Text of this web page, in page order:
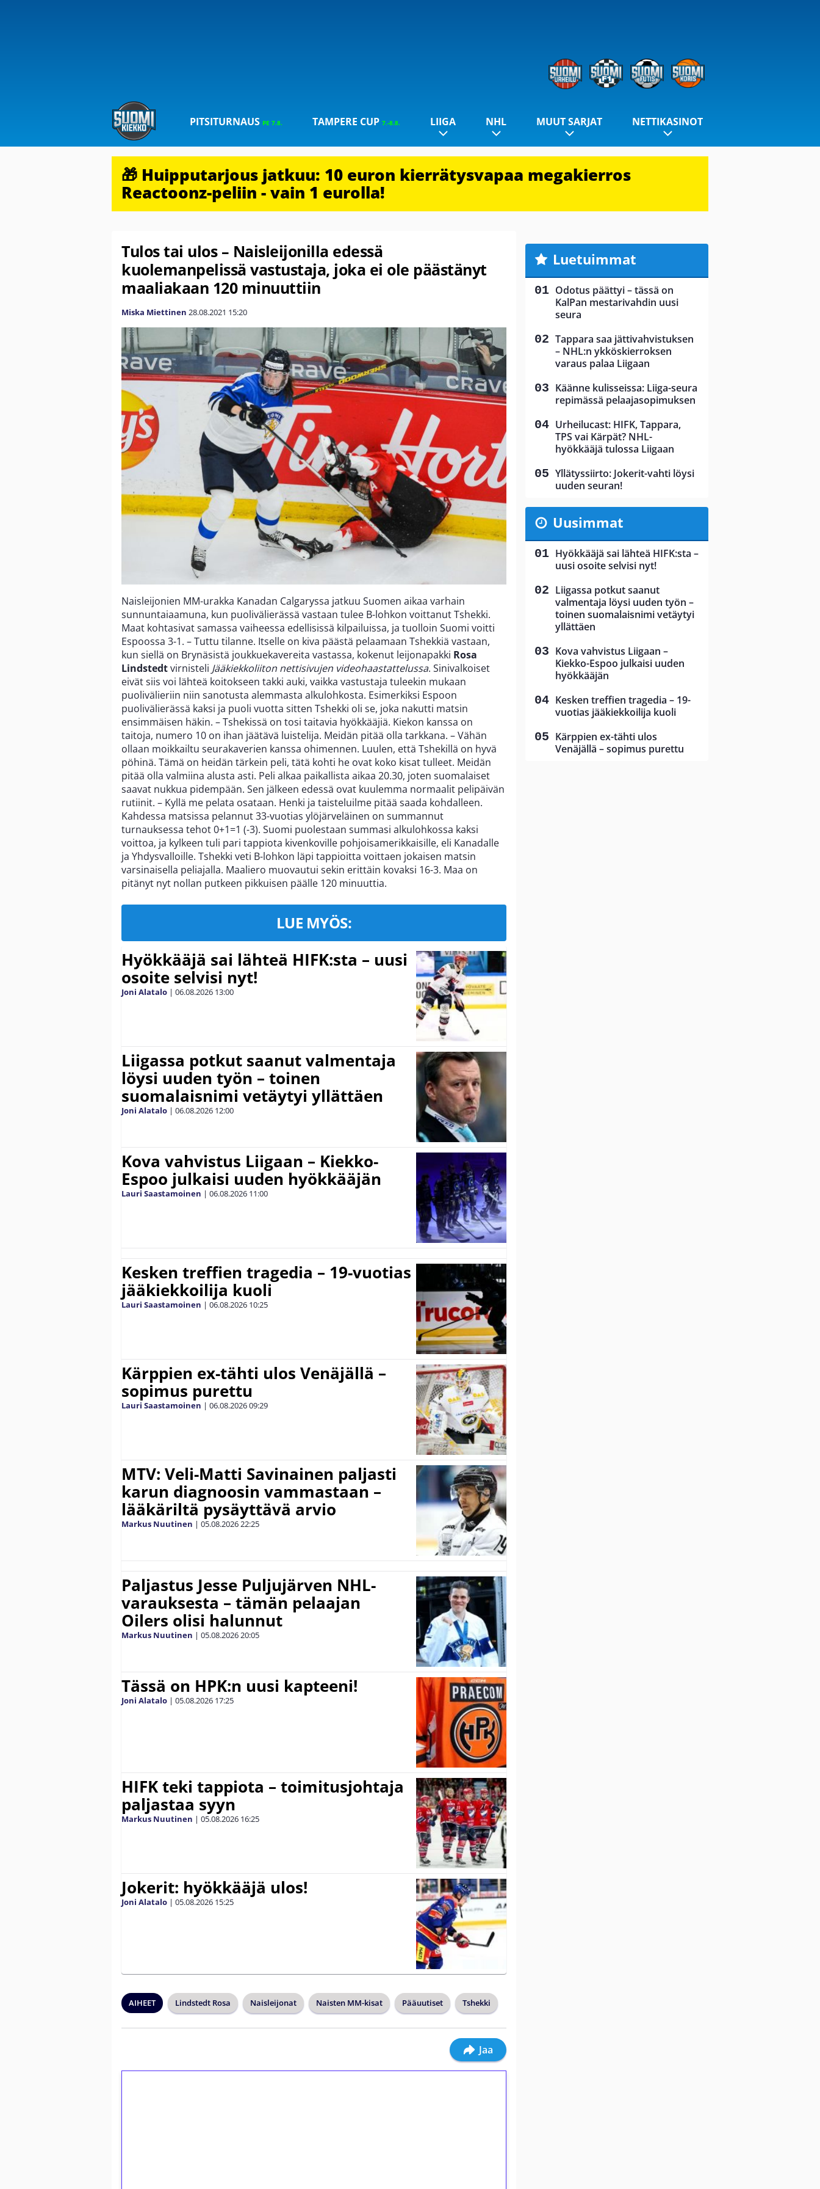
PITSITURNAUS PE 7.8. TAMPERE CUP 7.-8.8. LIIGA NHL MUUT SARJAT NETTIKASINOT
🎁 Huipputarjous jatkuu: 10 euron kierrätysvapaa megakierros
Reactoonz-peliin - vain 1 eurolla!
Tulos tai ulos – Naisleijonilla edessä
kuolemanpelissä vastustaja, joka ei ole päästänyt
maaliakaan 120 minuuttiin
Miska Miettinen 28.08.2021 15:20
Naisleijonien MM-urakka Kanadan Calgaryssa jatkuu Suomen aikaa varhain
sunnuntaiaamuna, kun puolivälierässä vastaan tulee B-lohkon voittanut Tshekki.
Maat kohtasivat samassa vaiheessa edellisissä kilpailuissa, ja tuolloin Suomi voitti
Espoossa 3-1. – Tuttu tilanne. Itselle on kiva päästä pelaamaan Tshekkiä vastaan,
kun siellä on Brynäsistä joukkuekavereita vastassa, kokenut leijonapakki Rosa
Lindstedtvirnisteli Jääkiekkoliiton nettisivujen videohaastattelussa. Sinivalkoiset
eivät siis voi lähteä koitokseen takki auki, vaikka vastustaja tuleekin mukaan
puolivälieriin niin sanotusta alemmasta alkulohkosta. Esimerkiksi Espoon
puolivälierässä kaksi ja puoli vuotta sitten Tshekki oli se, joka nakutti matsin
ensimmäisen häkin. – Tshekissä on tosi taitavia hyökkääjiä. Kiekon kanssa on
taitoja, numero 10 on ihan jäätävä luistelija. Meidän pitää olla tarkkana. – Vähän
ollaan moikkailtu seurakaverien kanssa ohimennen. Luulen, että Tshekillä on hyvä
pöhinä. Tämä on heidän tärkein peli, tätä kohti he ovat koko kisat tulleet. Meidän
pitää olla valmiina alusta asti. Peli alkaa paikallista aikaa 20.30, joten suomalaiset
saavat nukkua pidempään. Sen jälkeen edessä ovat kuulemma normaalit pelipäivän
rutiinit. – Kyllä me pelata osataan. Henki ja taisteluilme pitää saada kohdalleen.
Kahdessa matsissa pelannut 33-vuotias ylöjärveläinen on summannut
turnauksessa tehot 0+1=1 (-3). Suomi puolestaan summasi alkulohkossa kaksi
voittoa, ja kylkeen tuli pari tappiota kivenkoville pohjoisamerikkaisille, eli Kanadalle
ja Yhdysvalloille. Tshekki veti B-lohkon läpi tappioitta voittaen jokaisen matsin
varsinaisella peliajalla. Maaliero muovautui sekin erittäin kovaksi 16-3. Maa on
pitänyt nyt nollan putkeen pikkuisen päälle 120 minuuttia.
LUE MYÖS:
Hyökkääjä sai lähteä HIFK:sta – uusi
osoite selvisi nyt!
Joni Alatalo | 06.08.2026 13:00
Liigassa potkut saanut valmentaja
löysi uuden työn – toinen
suomalaisnimi vetäytyi yllättäen
Joni Alatalo | 06.08.2026 12:00
Kova vahvistus Liigaan – Kiekko-
Espoo julkaisi uuden hyökkääjän
Lauri Saastamoinen | 06.08.2026 11:00
Kesken treffien tragedia – 19-vuotias
jääkiekkoilija kuoli
Lauri Saastamoinen | 06.08.2026 10:25
Kärppien ex-tähti ulos Venäjällä –
sopimus purettu
Lauri Saastamoinen | 06.08.202609:29
MTV: Veli-Matti Savinainen paljasti
karun diagnoosin vammastaan –
lääkäriltä pysäyttävä arvio
Markus Nuutinen | 05.08.202622:25
Paljastus Jesse Puljujärven NHL-
varauksesta – tämän pelaajan
Oilers olisi halunnut
Markus Nuutinen | 05.08.202620:05
Tässä on HPK:n uusi kapteeni!
Joni Alatalo | 05.08.2026 17:25
HIFK teki tappiota – toimitusjohtaja
paljastaa syyn
Markus Nuutinen | 05.08.2026 16:25
Jokerit: hyökkääjä ulos!
Joni Alatalo | 05.08.2026 15:25
AIHEET Lindstedt Rosa Naisleijonat Naisten MM-kisat Pääuutiset Tshekki
Jaa
Luetuimmat
Odotus päättyi – tässä on
KalPan mestarivahdin uusi
seura
Tappara saa jättivahvistuksen
– NHL:n ykköskierroksen
varaus palaa Liigaan
Käänne kulisseissa: Liiga-seura
repimässä pelaajasopimuksen
Urheilucast: HIFK, Tappara,
TPS vai Kärpät? NHL-
hyökkääjä tulossa Liigaan
Yllätyssiirto: Jokerit-vahti löysi
uuden seuran!
Uusimmat
Hyökkääjä sai lähteä HIFK:sta –
uusi osoite selvisi nyt!
Liigassa potkut saanut
valmentaja löysi uuden työn –
toinen suomalaisnimi vetäytyi
yllättäen
Kova vahvistus Liigaan –
Kiekko-Espoo julkaisi uuden
hyökkääjän
Kesken treffien tragedia – 19-
vuotias jääkiekkoilija kuoli
Kärppien ex-tähti ulos
Venäjällä – sopimus purettu